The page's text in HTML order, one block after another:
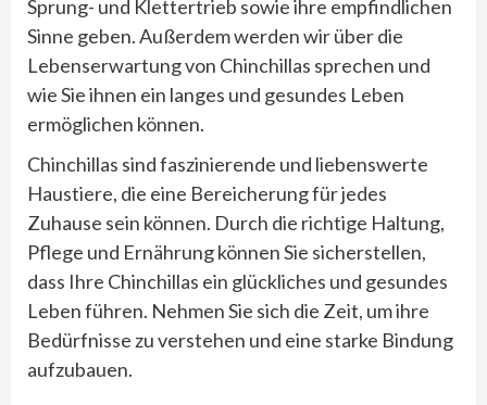
Sprung- und Klettertrieb sowie ihre empfindlichen
Sinne geben. Außerdem werden wir über die
Lebenserwartung von Chinchillas sprechen und
wie Sie ihnen ein langes und gesundes Leben
ermöglichen können.
Chinchillas sind faszinierende und liebenswerte
Haustiere, die eine Bereicherung für jedes
Zuhause sein können. Durch die richtige Haltung,
Pflege und Ernährung können Sie sicherstellen,
dass Ihre Chinchillas ein glückliches und gesundes
Leben führen. Nehmen Sie sich die Zeit, um ihre
Bedürfnisse zu verstehen und eine starke Bindung
aufzubauen.